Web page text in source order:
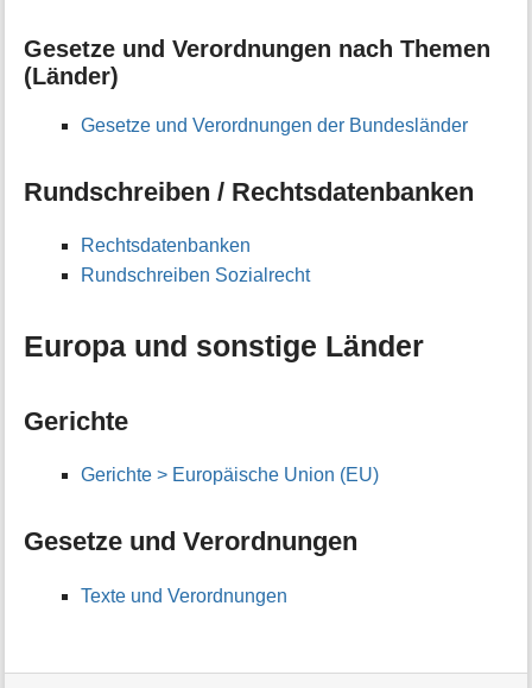
Gesetze und Verordnungen nach Themen
(Länder)
Gesetze und Verordnungen der Bundesländer
Rundschreiben / Rechtsdatenbanken
Rechtsdatenbanken
Rundschreiben Sozialrecht
Europa und sonstige Länder
Gerichte
Gerichte > Europäische Union (EU)
Gesetze und Verordnungen
Texte und Verordnungen